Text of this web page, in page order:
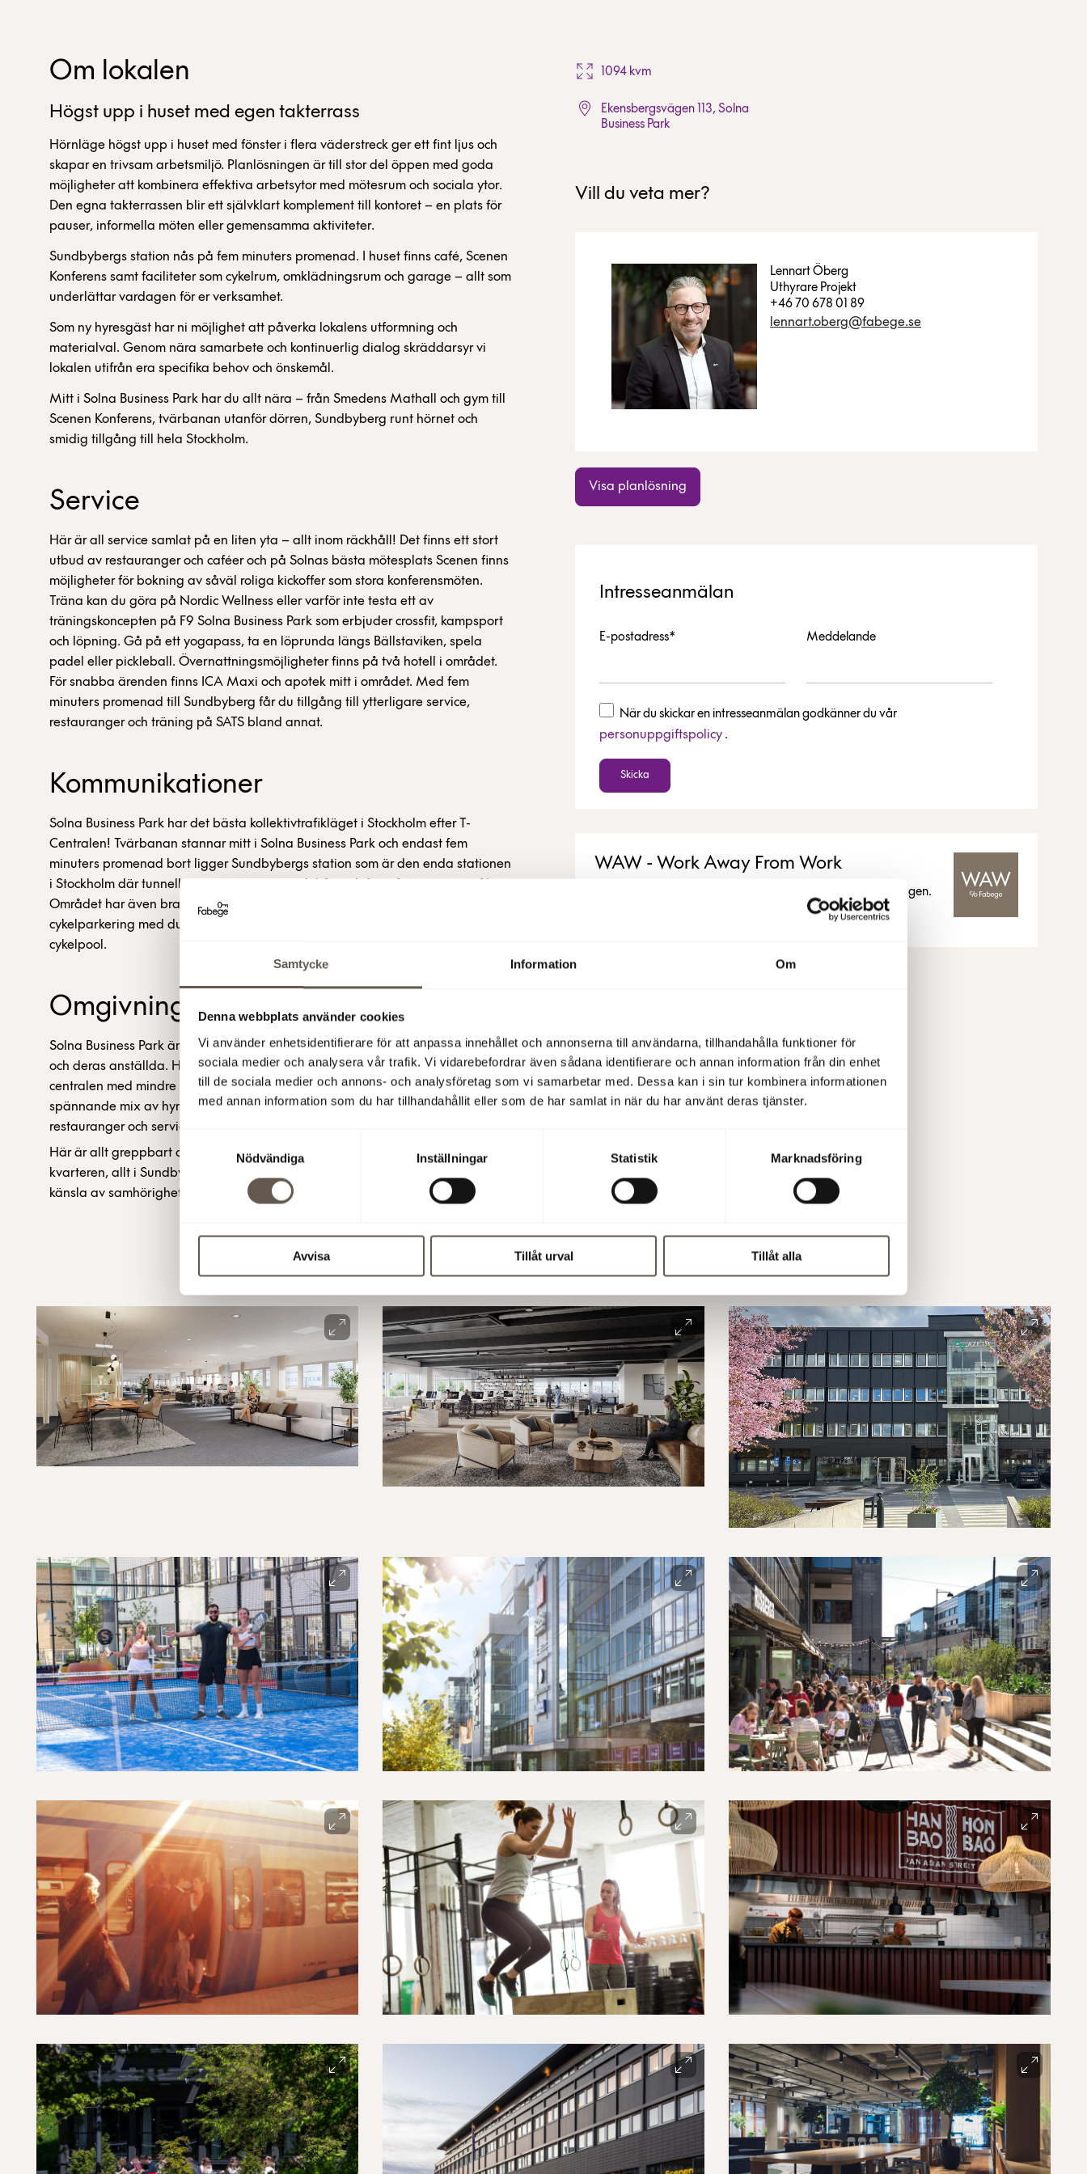
Samtycke Information Om
Denna webbplats använder cookies
Vi använder enhetsidentifierare för att anpassa innehållet och annonserna till användarna, tillhandahålla funktioner för
sociala medier och analysera vår trafik. Vi vidarebefordrar även sådana identifierare och annan information från din enhet
till de sociala medier och annons- och analysföretag som vi samarbetar med. Dessa kan i sin tur kombinera informationen
med annan information som du har tillhandahållit eller som de har samlat in när du har använt deras tjänster.
Nödvändiga
Inställningar Statistik Marknadsföring
Avvisa Tillåt urval Tillåt alla
Om lokalen
Högst upp i huset med egen takterrass
Hörnläge högst upp i huset med fönster i flera väderstreck ger ett fint ljus och
skapar en trivsam arbetsmiljö. Planlösningen är till stor del öppen med goda
möjligheter att kombinera effektiva arbetsytor med mötesrum och sociala ytor.
Den egna takterrassen blir ett självklart komplement till kontoret – en plats för
pauser, informella möten eller gemensamma aktiviteter.
Sundbybergs station nås på fem minuters promenad. I huset finns café, Scenen
Konferens samt faciliteter som cykelrum, omklädningsrum och garage – allt som
underlättar vardagen för er verksamhet.
Som ny hyresgäst har ni möjlighet att påverka lokalens utformning och
materialval. Genom nära samarbete och kontinuerlig dialog skräddarsyr vi
lokalen utifrån era specifika behov och önskemål.
Mitt i Solna Business Park har du allt nära – från Smedens Mathall och gym till
Scenen Konferens, tvärbanan utanför dörren, Sundbyberg runt hörnet och
smidig tillgång till hela Stockholm.
Service
Här är all service samlat på en liten yta – allt inom räckhåll! Det finns ett stort
utbud av restauranger och caféer och på Solnas bästa mötesplats Scenen finns
möjligheter för bokning av såväl roliga kickoffer som stora konferensmöten.
Träna kan du göra på Nordic Wellness eller varför inte testa ett av
träningskoncepten på F9 Solna Business Park som erbjuder crossfit, kampsport
och löpning. Gå på ett yogapass, ta en löprunda längs Bällstaviken, spela
padel eller pickleball. Övernattningsmöjligheter finns på två hotell i området.
För snabba ärenden finns ICA Maxi och apotek mitt i området. Med fem
minuters promenad till Sundbyberg får du tillgång till ytterligare service,
restauranger och träning på SATS bland annat.
Kommunikationer
Solna Business Park har det bästa kollektivtrafikläget i Stockholm efter T-
Centralen! Tvärbanan stannar mitt i Solna Business Park och endast fem
minuters promenad bort ligger Sundbybergs station som är den enda stationen
i Stockholm där tunnelbana, tvärbana, pendeltåg och fjärrtåg sammanstrålar.
Området har även bra cykelkopplingar och Fabege erbjuder en modern
cykelparkering med dusch, förvaringsskåp, årlig cykelservice och kostnadsfri
cykelpool.
Omgivning
Solna Business Park är ett av Stockholms mest attraktiva områden för företag
och deras anställda. Här får ni det bästa kommunikationsläget efter T-
centralen med mindre än 10 minuter till city. Energin är hög tack vare en
spännande mix av hyresgäster, det levande gatulivet, det stora utbudet av
restauranger och service, kultur och träning.
Här är allt greppbart och inom räckhåll. Det gäller såväl det som finns i
kvarteren, allt i Sundbyberg och Stockholm i stort. Här har vi dessutom en
känsla av samhörighet.
1094 kvm
Ekensbergsvägen 113, Solna
Business Park
Vill du veta mer?
Lennart Öberg
Uthyrare Projekt
+46 70 678 01 89
lennart.oberg@fabege.se
Visa planlösning
Intresseanmälan
E-postadress* Meddelande
När du skickar en intresseanmälan godkänner du vår
personuppgiftspolicy .
Skicka
WAW - Work Away From Work
Extra arbetsplatser för våra kunder för att underlätta vardagen.
Alla bilder